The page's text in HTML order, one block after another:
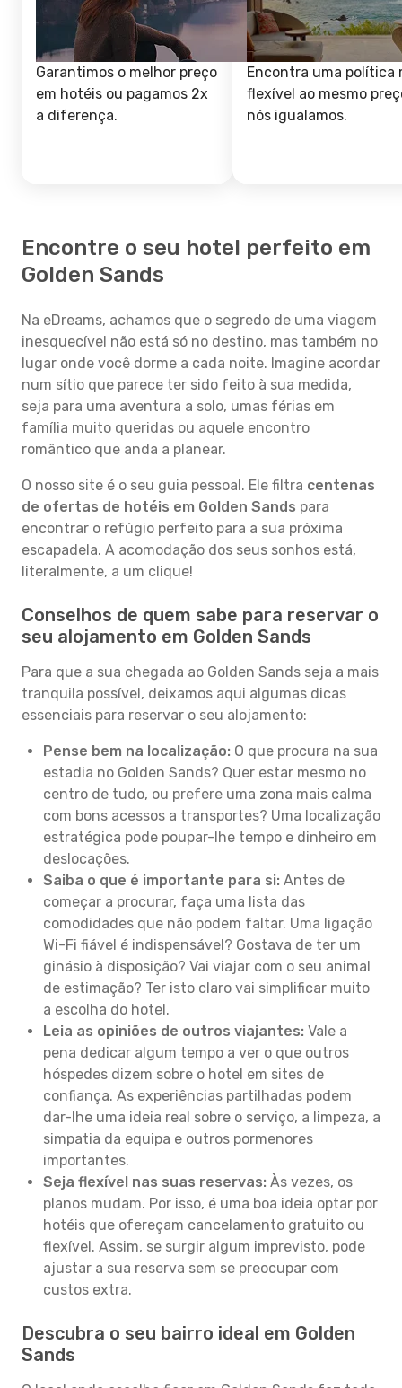
Garantimos o melhor preço
em hotéis ou pagamos 2x
a diferença.
Encontra uma política
flexível ao mesmo
nós igualamos.
Encontre o seu hotel perfeito em
Golden Sands
Na eDreams, achamos que o segredo de uma viagem
inesquecível não está só no destino, mas também no
lugar onde você dorme a cada noite. Imagine acordar
num sítio que parece ter sido feito à sua medida,
seja para uma aventura a solo, umas férias em
família muito queridas ou aquele encontro
romântico que anda a planear.
O nosso site é o seu guia pessoal. Ele filtra centenas
de ofertas de hotéis em Golden Sands para
encontrar o refúgio perfeito para a sua próxima
escapadela. A acomodação dos seus sonhos está,
literalmente, a um clique!
Conselhos de quem sabe para reservar o
seu alojamento em Golden Sands
Para que a sua chegada ao Golden Sands seja a mais
tranquila possível, deixamos aqui algumas dicas
essenciais para reservar o seu alojamento:
Pense bem na localização: O que procura na sua
estadia no Golden Sands? Quer estar mesmo no
centro de tudo, ou prefere uma zona mais calma
com bons acessos a transportes? Uma localização
estratégica pode poupar-lhe tempo e dinheiro em
deslocações.
Saiba o que é importante para si: Antes de
começar a procurar, faça uma lista das
comodidades que não podem faltar. Uma ligação
Wi-Fi fiável é indispensável? Gostava de ter um
ginásio à disposição? Vai viajar com o seu animal
de estimação? Ter isto claro vai simplificar muito
a escolha do hotel.
Leia as opiniões de outros viajantes: Vale a
pena dedicar algum tempo a ver o que outros
hóspedes dizem sobre o hotel em sites de
confiança. As experiências partilhadas podem
dar-lhe uma ideia real sobre o serviço, a limpeza, a
simpatia da equipa e outros pormenores
importantes.
Seja flexível nas suas reservas: Às vezes, os
planos mudam. Por isso, é uma boa ideia optar por
hotéis que ofereçam cancelamento gratuito ou
flexível. Assim, se surgir algum imprevisto, pode
ajustar a sua reserva sem se preocupar com
custos extra.
Descubra o seu bairro ideal em Golden
Sands